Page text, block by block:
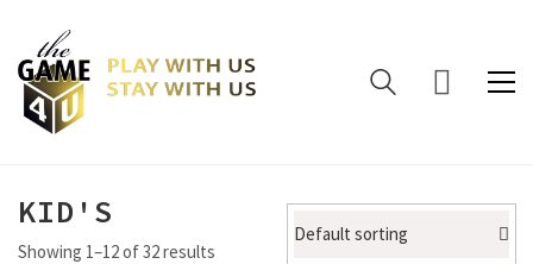
KID'S
Showing 1–12 of 32 results
Default sorting